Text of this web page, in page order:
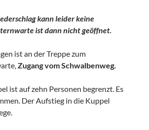
kann leider keine
ist dann nicht geöffnet.
ist an der Treppe zum
Zugang vom Schwalbenweg.
ist auf zehn Personen begrenzt. Es
Der Aufstieg in die Kuppel